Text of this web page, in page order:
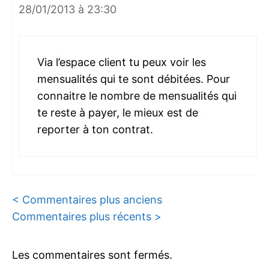
28/01/2013 à 23:30
Via l’espace client tu peux voir les
mensualités qui te sont débitées. Pour
connaitre le nombre de mensualités qui
te reste à payer, le mieux est de
reporter à ton contrat.
Navigation
des
commentaires
< Commentaires plus anciens
Commentaires plus récents >
Les commentaires sont fermés.